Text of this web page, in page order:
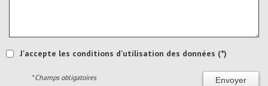
J'accepte les conditions d'utilisation des données (*)
Envoyer
* Champs obligatoires